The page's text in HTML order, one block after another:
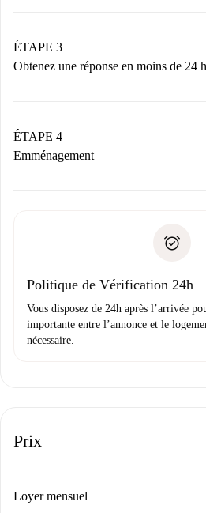
Nous ne vous facturerons rien
n’aura pas accepté.
ÉTAPE 3
Obtenez une réponse en moins de 24
contact avec le propriétaire.
Si refusé : aucun prélèvement
Justificatif de solvabilité
ÉTAPE 4
Emménagement
uniquement si aucun problème
Politique de Vérification 24h
Vous disposez de 24h après l’arrivée
importante entre l’annonce et le
nécessaire.
Prix
Loyer mensuel